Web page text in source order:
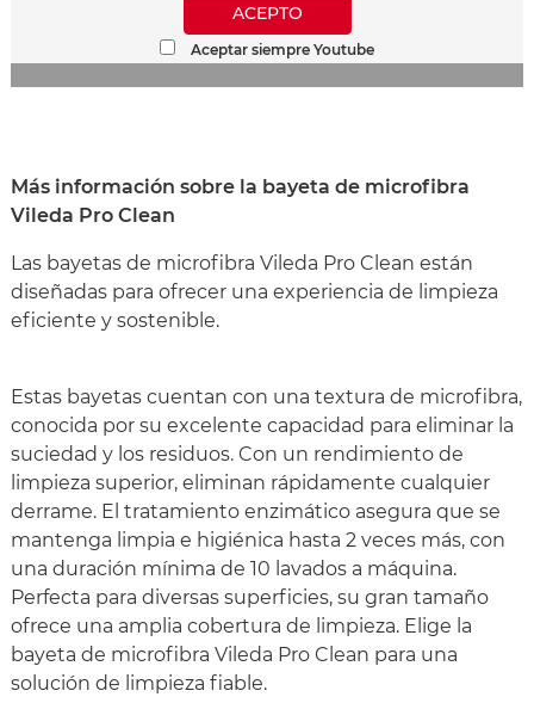
ACEPTO
Aceptar siempre Youtube
Más información sobre la bayeta de microfibra
Vileda Pro Clean
Las bayetas de microfibra Vileda Pro Clean están
diseñadas para ofrecer una experiencia de limpieza
eficiente y sostenible.
Estas bayetas cuentan con una textura de microfibra,
conocida por su excelente capacidad para eliminar la
suciedad y los residuos. Con un rendimiento de
limpieza superior, eliminan rápidamente cualquier
derrame. El tratamiento enzimático asegura que se
mantenga limpia e higiénica hasta 2 veces más, con
una duración mínima de 10 lavados a máquina.
Perfecta para diversas superficies, su gran tamaño
ofrece una amplia cobertura de limpieza. Elige la
bayeta de microfibra Vileda Pro Clean para una
solución de limpieza fiable.